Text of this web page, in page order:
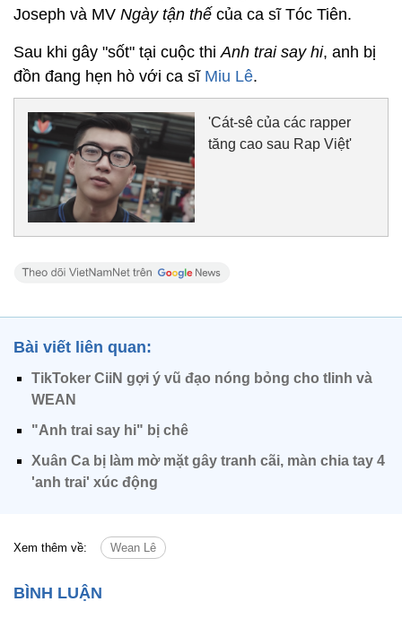
Joseph và MV Ngày tận thế của ca sĩ Tóc Tiên.
Sau khi gây "sốt" tại cuộc thi Anh trai say hi, anh bị
đồn đang hẹn hò với ca sĩ Miu Lê.
'Cát-sê của các rapper
tăng cao sau Rap Việt'
Bài viết liên quan:
TikToker CiiN gợi ý vũ đạo nóng bỏng cho tlinh và
WEAN
"Anh trai say hi" bị chê
Xuân Ca bị làm mờ mặt gây tranh cãi, màn chia tay 4
'anh trai' xúc động
Xem thêm về: Wean Lê